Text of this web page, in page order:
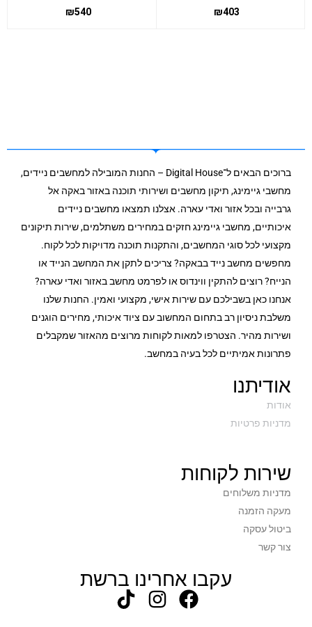
₪403
₪540
ברוכים הבאים ל־Digital House – החנות המובילה למחשבים ניידים,
מחשבי גיימינג, תיקון מחשבים ושירותי תוכנה באזור באקה אל
גרבייה ובכל אזור ואדי עארה. אצלנו תמצאו מחשבים ניידים
איכותיים, מחשבי גיימינג חזקים במחירים משתלמים, שירות תיקונים
מקצועי לכל סוגי המחשבים, והתקנות תוכנה מדויקות לכל לקוח.
מחפשים מחשב נייד בבאקה? צריכים לתקן את המחשב הנייד או
הנייח? רוצים להתקין ווינדוס או לפרמט מחשב באזור ואדי עארה?
אנחנו כאן בשבילכם עם שירות אישי, מקצועי ואמין. החנות שלנו
משלבת ניסיון רב בתחום המחשוב עם ציוד איכותי, מחירים הוגנים
ושירות מהיר. הצטרפו למאות לקוחות מרוצים מהאזור שמקבלים
פתרונות אמיתיים לכל בעיה במחשב.
אודיתנו
אודות
מדניות פרטיות
שירות לקוחות
מדניות משלוחים
מעקה הזמנה
ביטול עסקה
צור קשר
עקבו אחרינו ברשת